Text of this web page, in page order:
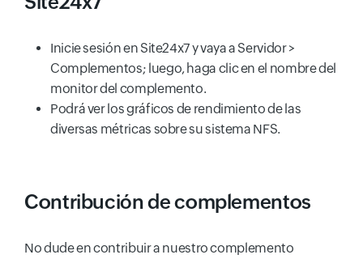
Inicie sesión en Site24x7 y vaya a Servidor >
Complementos; luego, haga clic en el nombre del
monitor del complemento.
Podrá ver los gráficos de rendimiento de las
diversas métricas sobre su sistema NFS.
Contribución de complementos
No dude en contribuir a nuestro complemento